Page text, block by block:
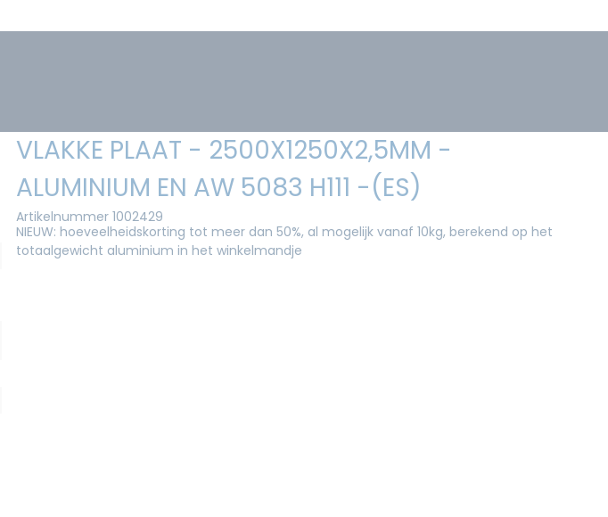
VLAKKE PLAAT - 2500X1250X2,5MM -
ALUMINIUM EN AW 5083 H111 -(ES)
Artikelnummer 1002429
NIEUW: hoeveelheidskorting tot meer dan 50%, al mogelijk vanaf 10kg, berekend op het
totaalgewicht aluminium in het winkelmandje